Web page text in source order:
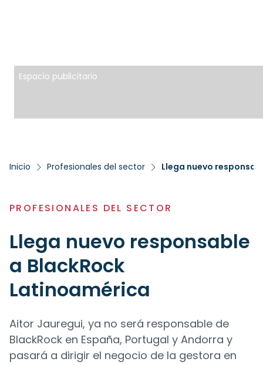
Espacio publicitario
Inicio Profesionales del sector Llega nuevo
PROFESIONALES DEL SECTOR
Llega nuevo responsable
a BlackRock
Latinoamérica
Aitor Jauregui, ya no será responsable de
BlackRock en España, Portugal y Andorra y
pasará a dirigir el negocio de la gestora en